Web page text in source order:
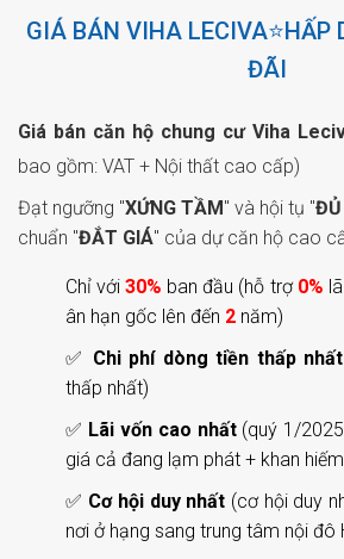
GIÁ BÁN VIHA LECIVA⭐HẤP
ĐÃI
Giá bán căn hộ chung cư Viha
bao gồm: VAT + Nội thất cao cấp)
Đạt ngưỡng "XỨNG TẦM" và hội tụ "
chuẩn "ĐẮT GIÁ" của dự căn hộ cao
Chỉ với30% ban đầu (hỗ trợ 0%
ân hạn gốc lên đến 2 năm)
✅ Chi phí dòng tiền thấp nhất
thấp nhất)
✅ Lãi vốn cao nhất(quý 1/
giá cả đang lạm phát + khan
✅ Cơ hội duy nhất (cơ hội duy
nơi ở hạng sang trung tâm nội đô